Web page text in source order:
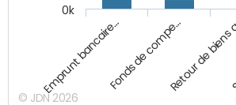
Emprunt bancaire…Fonds de compe…Retour de
0k
© JDN 2026